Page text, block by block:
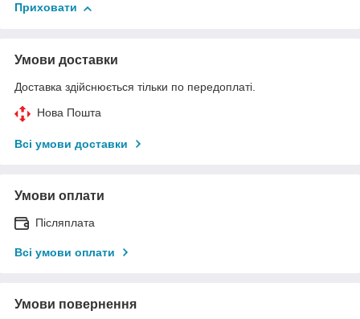
Приховати
Умови доставки
Доставка здійснюється тільки по передоплаті.
Нова Пошта
Всі умови доставки
Умови оплати
Післяплата
Всі умови оплати
Умови повернення